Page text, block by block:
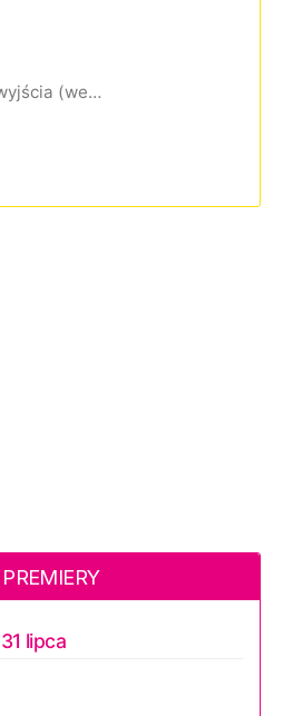
Backrooms. Bez wyjścia (wersja rozszerzona)
PREMIERY
31 lipca